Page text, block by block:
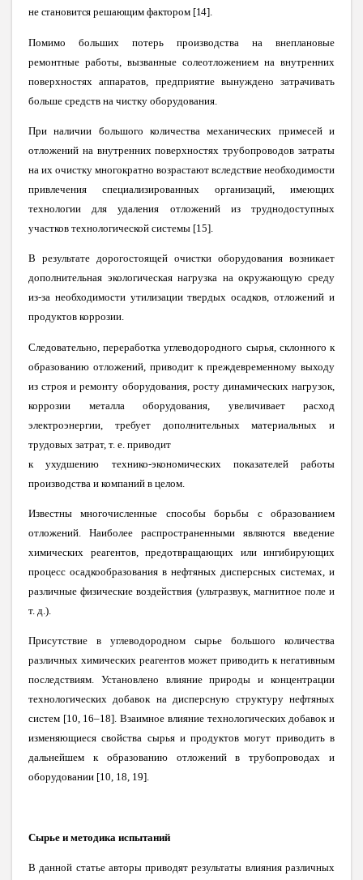
не становится решающим фактором [14].
Помимо больших потерь производства на внеплановые
ремонтные работы, вызванные солеотложением на внутренних
поверхностях аппаратов, предприятие вынуждено затрачивать
больше средств на чистку оборудования.
При наличии большого количества механических примесей и
отложений на внутренних поверхностях трубопроводов затраты
на их очистку многократно возрастают вследствие необходимости
привлечения специализированных организаций, имеющих
технологии для удаления отложений из труднодоступных
участков технологической системы [15].
В результате дорогостоящей очистки оборудования возникает
дополнительная экологическая нагрузка на окружающую среду
из-за необходимости утилизации твердых осадков, отложений и
продуктов коррозии.
Следовательно, переработка углеводородного сырья, склонного к
образованию отложений, приводит к преждевременному выходу
из строя и ремонту оборудования, росту динамических нагрузок,
коррозии металла оборудования, увеличивает расход
электроэнергии, требует дополнительных материальных и
трудовых затрат, т. е. приводит
к ухудшению технико-экономических показателей работы
производства и компаний в целом.
Известны многочисленные способы борьбы с образованием
отложений. Наиболее распространенными являются введение
химических реагентов, предотвращающих или ингибирующих
процесс осадкообразования в нефтяных дисперсных системах, и
различные физические воздействия (ультразвук, магнитное поле и
т. д.).
Присутствие в углеводородном сырье большого количества
различных химических реагентов может приводить к негативным
последствиям. Установлено влияние природы и концентрации
технологических добавок на дисперсную структуру нефтяных
систем [10, 16–18]. Взаимное влияние технологических добавок и
изменяющиеся свойства сырья и продуктов могут приводить в
дальнейшем к образованию отложений в трубопроводах и
оборудовании [10, 18, 19].
Сырье и методика испытаний
В данной статье авторы приводят результаты влияния различных